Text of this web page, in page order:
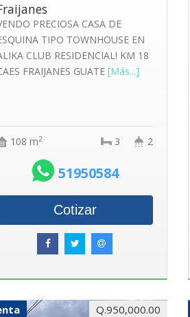
PRECIOSA CASA DE
TIPO TOWNHOUSE EN
CLUB RESIDENCIAL! KM 18
FRAIJANES GUATE [Más...]
108 m2 2
3
51950584
Cotizar
Q.950,000.00